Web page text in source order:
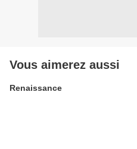
Vous aimerez aussi
Renaissance